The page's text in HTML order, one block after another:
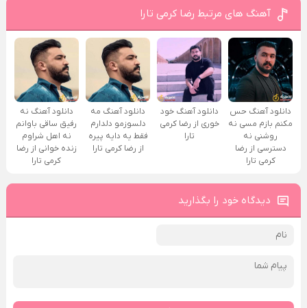
آهنگ های مرتبط رضا کرمی تارا
دانلود آهنگ حس
مکنم بازم مسی نه
روشنی نه
دسترسی از رضا
کرمی تارا
دانلود آهنگ خود
خوری از رضا کرمی
تارا
دانلود آهنگ مه
دلسوزمو دلدارم
فقط یه دایه پیره
از رضا کرمی تارا
دانلود آهنگ نه
رفیق ساقی باوانم
نه اهل شراوم
زنده خوانی از رضا
کرمی تارا
دیدگاه خود را بگذارید